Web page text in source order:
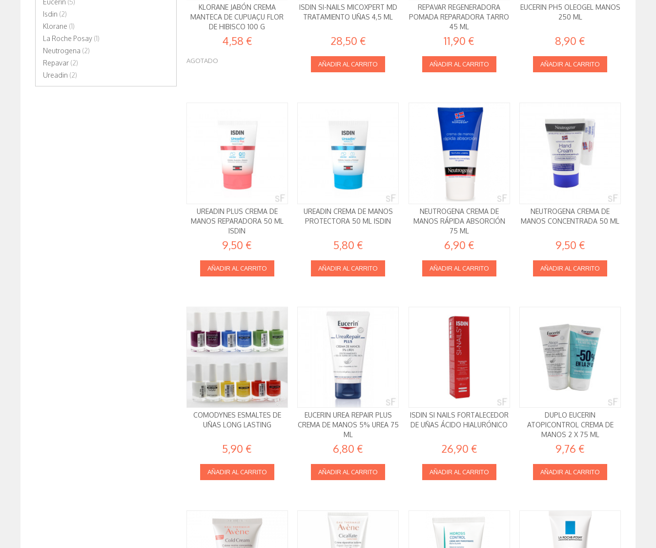
Eucerin (5)
Isdin (2)
Klorane (1)
La Roche Posay (1)
Neutrogena (2)
Repavar (2)
Ureadin (2)
KLORANE JABÓN CREMA
MANTECA DE CUPUAÇU FLOR
DE HIBISCO 100 G
4,58 €
AGOTADO
ISDIN SI-NAILS MICOXPERT MD
TRATAMIENTO UÑAS 4,5 ML
28,50 €
AÑADIR AL CARRITO
REPAVAR REGENERADORA
POMADA REPARADORA TARRO
45 ML
11,90 €
AÑADIR AL CARRITO
EUCERIN PH5 OLEOGEL MANOS
250 ML
8,90 €
AÑADIR AL CARRITO
UREADIN PLUS CREMA DE
MANOS REPARADORA 50 ML
ISDIN
9,50 €
AÑADIR AL CARRITO
UREADIN CREMA DE MANOS
PROTECTORA 50 ML ISDIN
5,80 €
AÑADIR AL CARRITO
NEUTROGENA CREMA DE
MANOS RÁPIDA ABSORCIÓN
75 ML
6,90 €
AÑADIR AL CARRITO
NEUTROGENA CREMA DE
MANOS CONCENTRADA 50 ML
9,50 €
AÑADIR AL CARRITO
COMODYNES ESMALTES DE
UÑAS LONG LASTING
5,90 €
AÑADIR AL CARRITO
EUCERIN UREA REPAIR PLUS
CREMA DE MANOS 5% UREA 75
ML
6,80 €
AÑADIR AL CARRITO
ISDIN SI NAILS FORTALECEDOR
DE UÑAS ÁCIDO HIALURÓNICO
26,90 €
AÑADIR AL CARRITO
DUPLO EUCERIN
ATOPICONTROL CREMA DE
MANOS 2 X 75 ML
9,76 €
AÑADIR AL CARRITO